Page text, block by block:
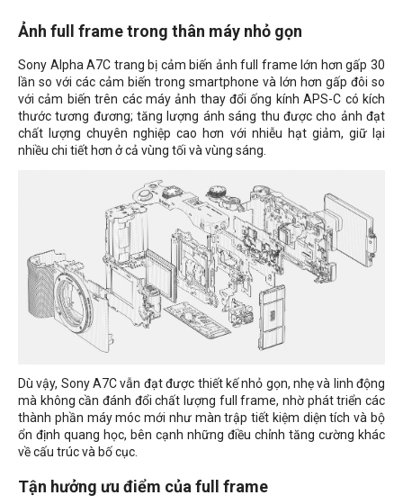
Ảnh full frame trong thân máy nhỏ gọn
Sony Alpha A7C trang bị cảm biến ảnh full frame lớn hơn gấp 30
lần so với các cảm biến trong smartphone và lớn hơn gấp đôi so
với cảm biến trên các máy ảnh thay đổi ống kính APS-C có kích
thước tương đương; tăng lượng ánh sáng thu được cho ảnh đạt
chất lượng chuyên nghiệp cao hơn với nhiễu hạt giảm, giữ lại
nhiều chi tiết hơn ở cả vùng tối và vùng sáng.
Dù vậy, Sony A7C vẫn đạt được thiết kế nhỏ gọn, nhẹ và linh động
mà không cần đánh đổi chất lượng full frame, nhờ phát triển các
thành phần máy móc mới như màn trập tiết kiệm diện tích và bộ
ổn định quang học, bên cạnh những điều chỉnh tăng cường khác
về cấu trúc và bố cục.
Tận hưởng ưu điểm của full frame